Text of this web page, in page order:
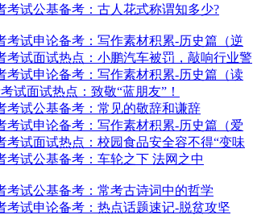
考试公基备考：古人花式称谓知多少?
考试申论备考：写作素材积累-历史篇（逆
考试面试热点：小鹏汽车被罚，敲响行业警
考试申论备考：写作素材积累-历史篇（读
试面试热点：致敬“蓝朋友”！
考试公基备考：常见的敬辞和谦辞
考试申论备考：写作素材积累-历史篇（爱
考试面试热点：校园食品安全容不得“变味
考试公基备考：车轮之下 法网之中
考试公基备考：常考古诗词中的哲学
考试申论备考：热点话题速记-脱贫攻坚